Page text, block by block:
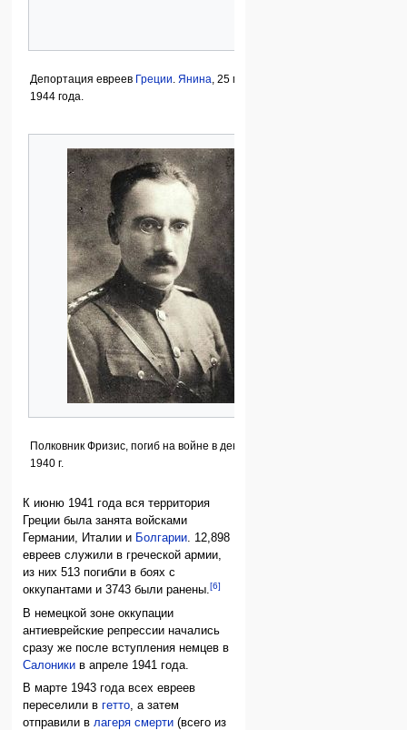
Депортация евреев Греции.Янина, 25 марта
1944 года.
Полковник Фризис, погиб на войне в декабре
1940 г.
К июню 1941 года вся территория
Греции была занята войсками
Германии, Италии и Болгарии. 12,898
евреев служили в греческой армии,
из них 513 погибли в боях с
оккупантами и 3743 были ранены.[6]
В немецкой зоне оккупации
антиеврейские репрессии начались
сразу же после вступления немцев в
Салоники в апреле 1941 года.
В марте 1943 года всех евреев
переселили вгетто, а затем
отправили влагеря смерти (всего из